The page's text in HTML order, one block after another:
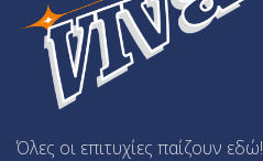
Όλες οι επιτυχίες παίζουν εδώ!